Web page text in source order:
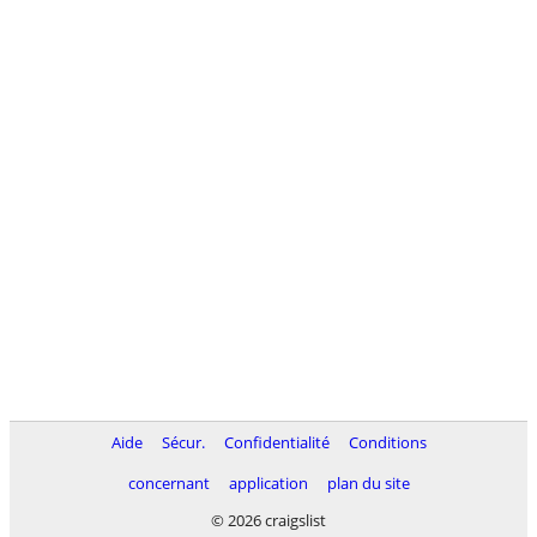
Aide Sécur. Confidentialité
Conditions
concernant
application
plan du site
© 2026 craigslist